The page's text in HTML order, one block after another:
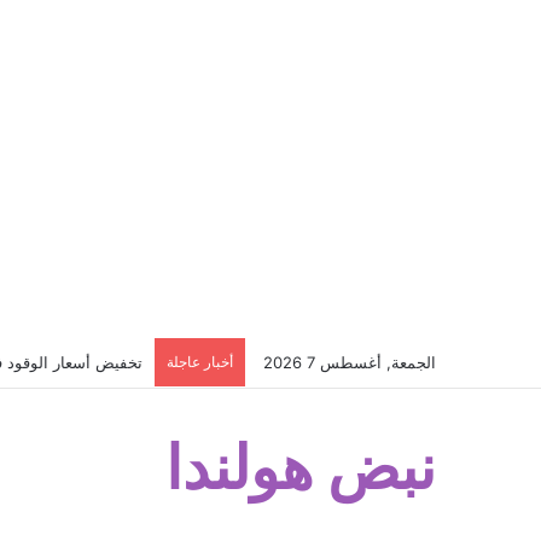
الجمعة, أغسطس 7 2026 أخبار عاجلة تخفيض أسعار الوقود
نبض هولندا